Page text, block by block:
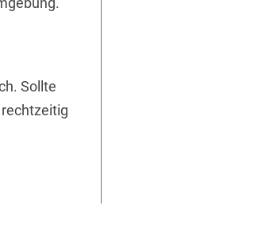
Sollte